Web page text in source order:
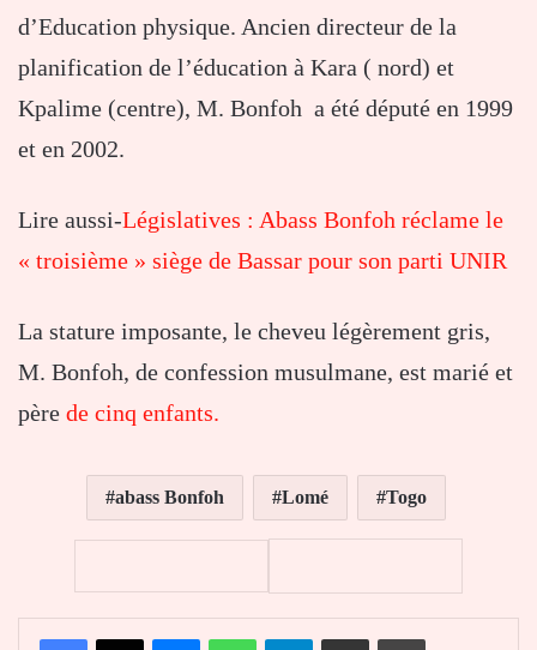
d’Education physique. Ancien directeur de la
planification de l’éducation à Kara ( nord) et
Kpalime (centre), M. Bonfoh a été député en 1999
et en 2002.
Lire aussi-Législatives : Abass Bonfoh réclame le
« troisième » siège de Bassar pour son parti UNIR
La stature imposante, le cheveu légèrement gris,
M. Bonfoh, de confession musulmane, est marié et
père de cinq enfants.
abass Bonfoh Lomé Togo
FacebookX MessengerWhatsAppTelegramPartager par email Imprimer